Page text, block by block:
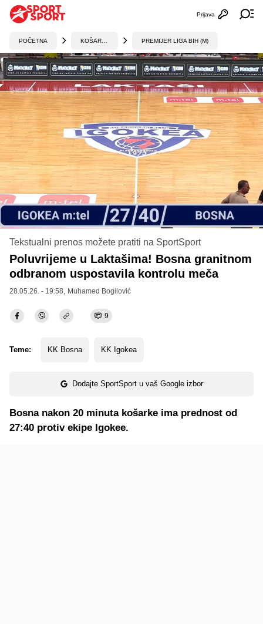
Otvori
Prijava
POČETNA PREMIJER LIGA BIH (M)
Tekstualni prenos možete pratiti na SportSport
Poluvrijeme u Laktašima! Bosna granitnom
odbranom uspostavila kontrolu meča
28.05.26. - 19:58, Muhamed Bogilović
9
Teme: KK Bosna KK Igokea
Dodajte SportSport u vaš Google izbor
Bosna nakon 20 minuta košarke ima prednost od
27:40 protiv ekipe Igokee.